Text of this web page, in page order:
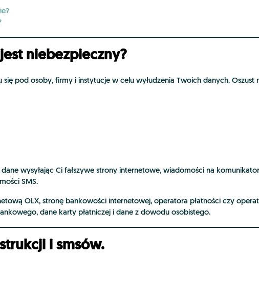
niebezpieczny?
pod osoby, firmy i instytucje w celu wyłudzenia Twoich danych. Oszust
wysyłając Ci fałszywe strony internetowe, wiadomości na
SMS.
OLX, stronę bankowości internetowej, operatora płatności czy
dane karty płatniczej i dane z dowodu osobistego.
i smsów.